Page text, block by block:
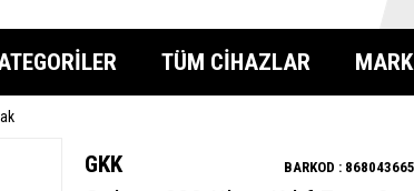
TÜM CİHAZLAR
GKK BARKOD :